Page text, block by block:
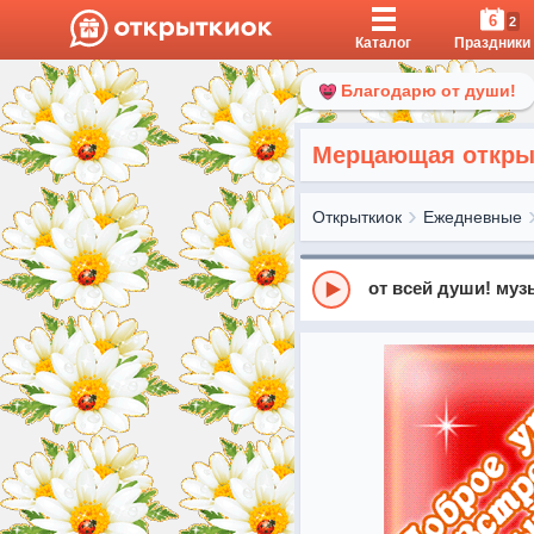
Каталог
6 2
Праздники
Благодарю от души!
Мерцающая
Открыткиок Ежедневные
от всей души!